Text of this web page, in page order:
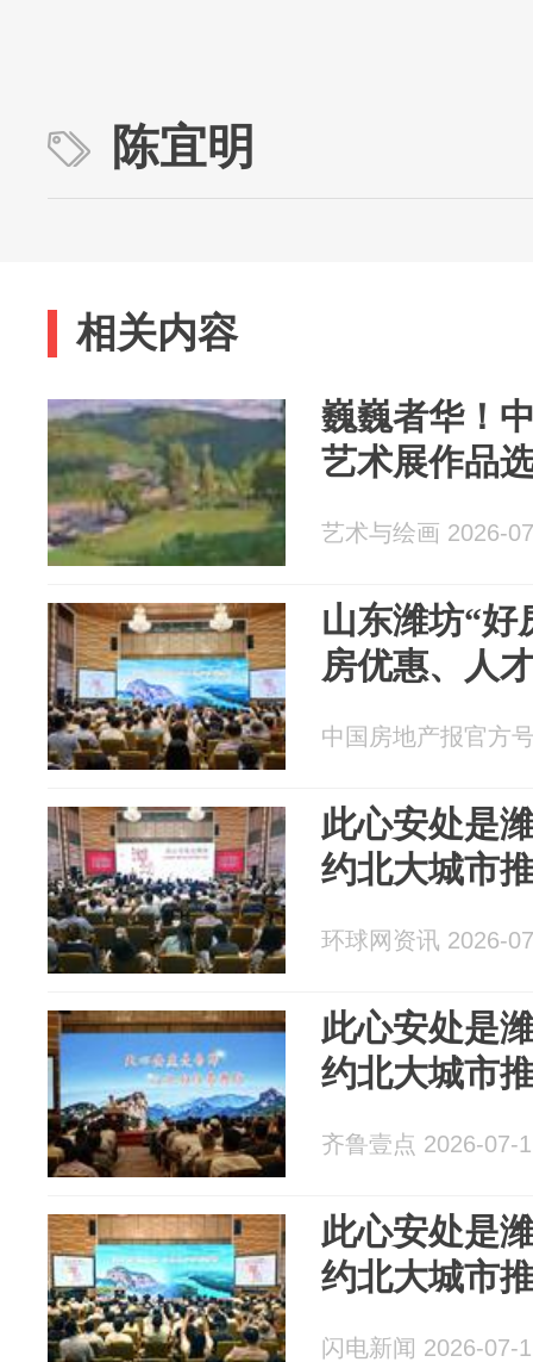
陈宜明
相关内容
巍巍者华！
艺术展作品
艺术与绘画 2026-
山东潍坊“好
房优惠、人
中国房地产报官方
此心安处是
约北大城市
环球网资讯 2026-
此心安处是
约北大城市
齐鲁壹点 2026-07-
此心安处是
约北大城市
闪电新闻 2026-07-